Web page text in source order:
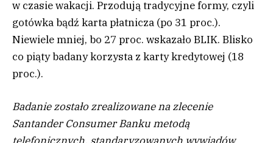
w czasie wakacji. Przodują tradycyjne formy, czyli
gotówka bądź karta płatnicza (po 31 proc.).
Niewiele mniej, bo 27 proc. wskazało BLIK. Blisko
co piąty badany korzysta z karty kredytowej (18
proc.).
Badanie zostało zrealizowane na zlecenie
Santander Consumer Banku metodą